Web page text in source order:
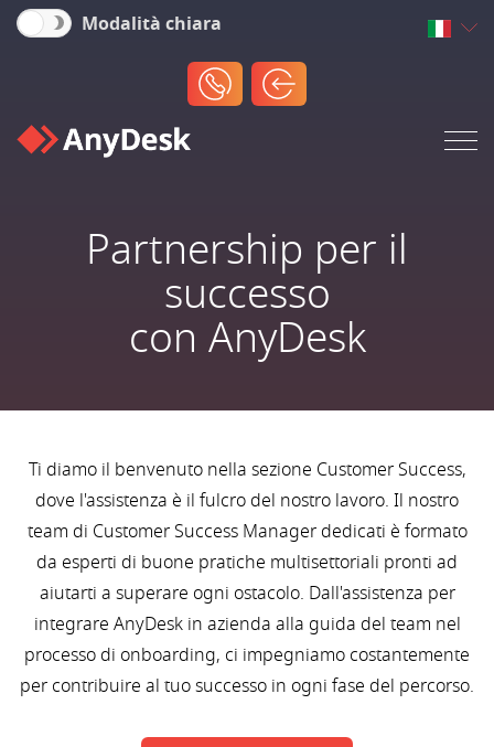
Modalità chiara
Partnership per il
successo
con AnyDesk
Ti diamo il benvenuto nella sezione Customer Success,
dove l'assistenza è il fulcro del nostro lavoro. Il nostro
team di Customer Success Manager dedicati è formato
da esperti di buone pratiche multisettoriali pronti ad
aiutarti a superare ogni ostacolo. Dall'assistenza per
integrare AnyDesk in azienda alla guida del team nel
processo di onboarding, ci impegniamo costantemente
per contribuire al tuo successo in ogni fase del percorso.